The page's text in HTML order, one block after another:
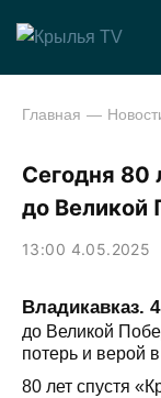
Главная
Сегодня 80
до Великой
13:00 4.05.2025
Владикавказ.
до Великой
потерь и верой
80 лет спустя